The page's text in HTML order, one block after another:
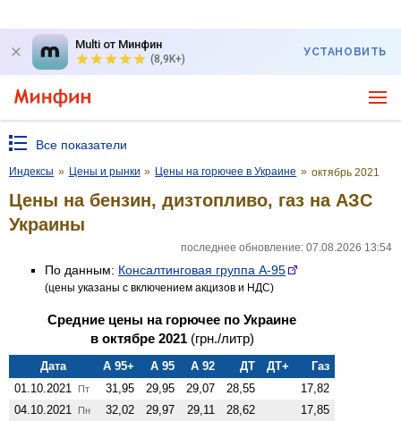
Multi от Минфин
(8,9K+)
УСТАНОВИТЬ
Все показатели
Индексы » Цены и рынки » Цены на горючее в Украине » октябрь 2021
Цены на бензин, дизтопливо, газ на АЗС
Украины
последнее обновление: 07.08.2026 13:54
По данным: Консалтинговая группа А-95
(цены указаны с включением акцизов и НДС)
Средние цены на горючее по Украине
в октябре 2021 (грн./литр)
Дата А 95+ А 95 А 92 ДТ ДТ+
Газ
01.10.2021
Пт 31,95 29,95 29,07 28,55
17,82
04.10.2021
Пн 32,02 29,97 29,11 28,62
17,85